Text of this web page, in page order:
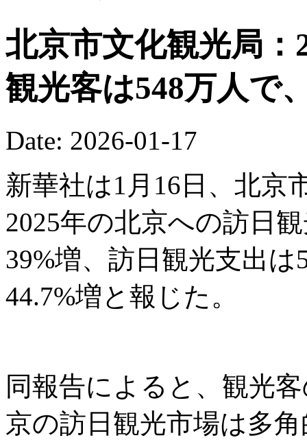
北京市文化観光局
観光客は548万人で
Date: 2026-01-17
新華社は1月16日、北京
2025年の北京への訪日
39%増、訪日観光支出
44.7%増と報じた。
同報告によると、観光
京の訪日観光市場は多